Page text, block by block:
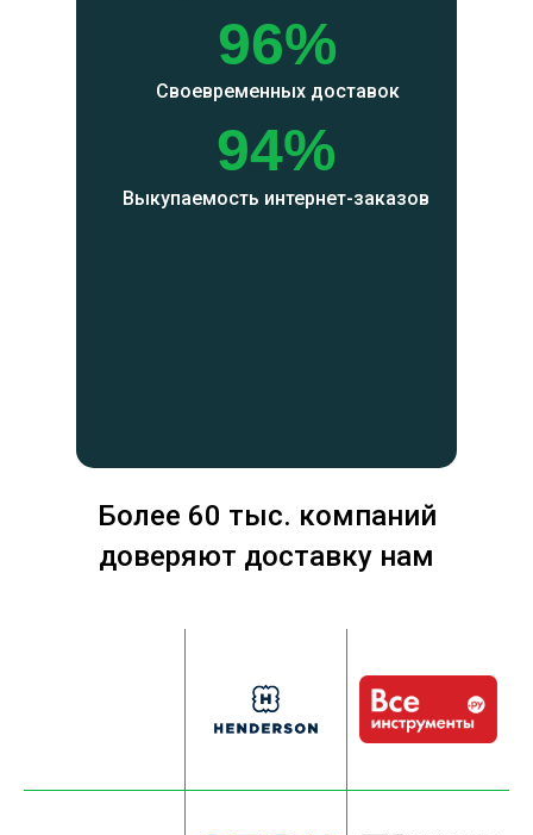
96%
Своевременных доставок
94%
Выкупаемость интернет-заказов
Более 60 тыс. компаний
доверяют доставку нам